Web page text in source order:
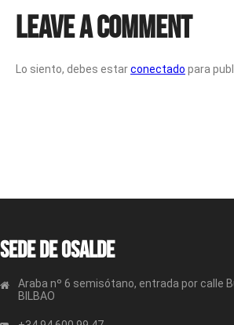
Leave a Comment
Lo siento, debes estarconectado para
Sede de OSALDE
Araba nº 6 semisótano, entrada por calle
BILBAO